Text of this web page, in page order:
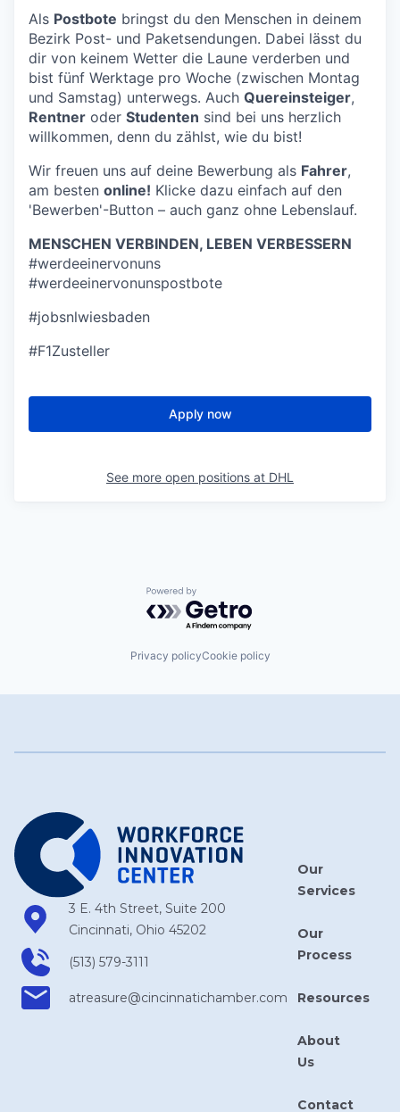
Als Postbote bringst du den Menschen in deinem
Bezirk Post- und Paketsendungen. Dabei lässt du
dir von keinem Wetter die Laune verderben und
bist fünf Werktage pro Woche (zwischen Montag
und Samstag) unterwegs. Auch Quereinsteiger,
Rentner oder Studenten sind bei uns herzlich
willkommen, denn du zählst, wie du bist!
Wir freuen uns auf deine Bewerbung als Fahrer,
am besten online! Klicke dazu einfach auf den
'Bewerben'-Button – auch ganz ohne Lebenslauf.
MENSCHEN VERBINDEN, LEBEN VERBESSERN
#werdeeinervonuns
#werdeeinervonunspostbote
#jobsnlwiesbaden
#F1Zusteller
Apply now
See more open positions at DHL
Powered by Getro.com
Privacy policyCookie policy
3 E. 4th Street, Suite 200
Cincinnati, Ohio 45202
(513) 579-3111
atreasure​@cincinnatichamber​.com
Our
Services
Our
Process
Resources
About
Us
Contact